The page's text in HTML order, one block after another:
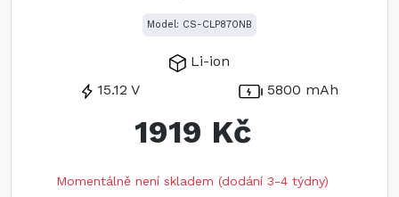
Model: CS-CLP870NB
Li-ion
15.12 V
5800 mAh
1919 Kč
Momentálně není skladem (dodání 3-4 týdny)